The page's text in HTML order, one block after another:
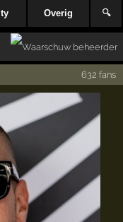
Overig 🔍
632 fans